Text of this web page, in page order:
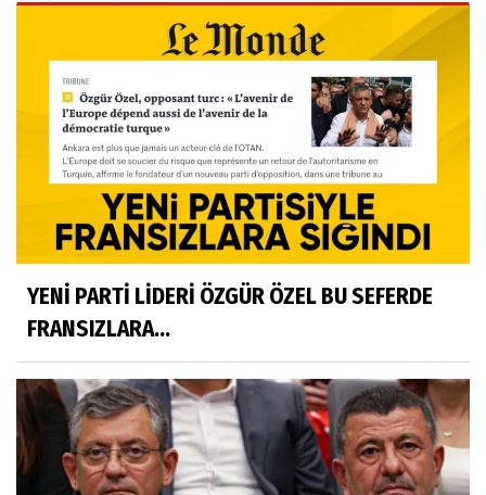
YENİ PARTİ LİDERİ ÖZGÜR ÖZEL BU SEFERDE
FRANSIZLARA...